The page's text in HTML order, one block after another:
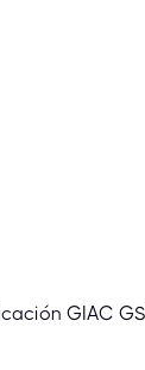
GIAC